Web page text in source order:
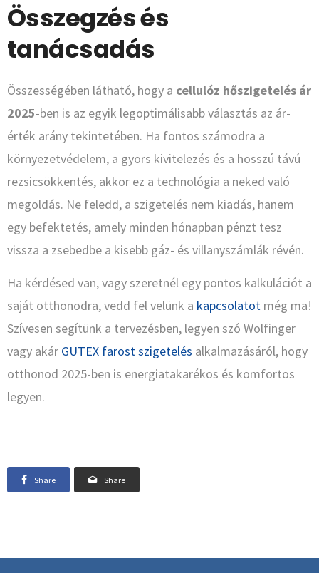
Összegzés és
tanácsadás
Összességében látható, hogy a cellulóz hőszigetelés ár
2025-ben is az egyik legoptimálisabb választás az ár-
érték arány tekintetében. Ha fontos számodra a
környezetvédelem, a gyors kivitelezés és a hosszú távú
rezsicsökkentés, akkor ez a technológia a neked való
megoldás. Ne feledd, a szigetelés nem kiadás, hanem
egy befektetés, amely minden hónapban pénzt tesz
vissza a zsebedbe a kisebb gáz- és villanyszámlák révén.
Ha kérdésed van, vagy szeretnél egy pontos kalkulációt a
saját otthonodra, vedd fel velünk a kapcsolatot még ma!
Szívesen segítünk a tervezésben, legyen szó Wolfinger
vagy akár GUTEX farost szigetelés alkalmazásáról, hogy
otthonod 2025-ben is energiatakarékos és komfortos
legyen.
Share Share